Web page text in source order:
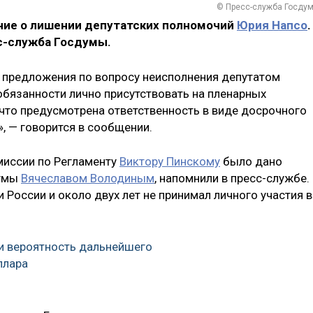
© Пресс-служба
о лишении депутатских полномочий Юрия Напсо.
служба Госдумы.
по вопросу неисполнения депутатом
лично присутствовать на пленарных
предусмотрена ответственность в виде досрочного
— говорится в сообщении.
по Регламенту Виктору Пинскому было дано
Вячеславом Володиным, напомнили в пресс-службе.
и около двух лет не принимал личного участия в
вероятность дальнейшего